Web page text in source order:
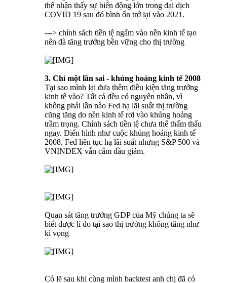
thể nhận thấy sự biến động lớn trong đại dịch
COVID 19 sau đó bình ổn trở lại vào 2021.
---> chính sách tiền tệ ngấm vào nền kinh tế tạo
nên đà tăng trưởng bền vững cho thị trường
3. Chỉ một lần sai - khủng hoảng kinh tế 2008
Tại sao mình lại đưa thêm điều kiện tăng trưởng
kinh tế vào? Tất cả đều có nguyên nhân, vì
không phải lần nào Fed hạ lãi suất thị trường
cũng tăng do nền kinh tế rơi vào khủng hoảng
trầm trọng. Chính sách tiền tệ chưa thể thấm thấu
ngay. Điển hình như cuộc khủng hoảng kinh tế
2008. Fed liên tục hạ lãi suất nhưng S&P 500 và
VNINDEX vẫn cắm đầu giảm.
Quan sát tăng trưởng GDP của Mỹ chúng ta sẽ
biết được lí do tại sao thị trường không tăng như
kì vọng
Có lẽ sau khi cùng mình backtest anh chị đã có